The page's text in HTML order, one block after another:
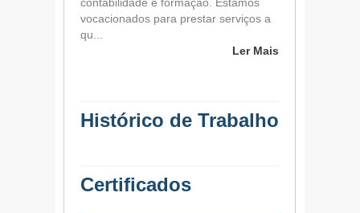
vocacionados para prestar serviços a
qu
Ler Mais
Histórico de Trabalho
Certificados